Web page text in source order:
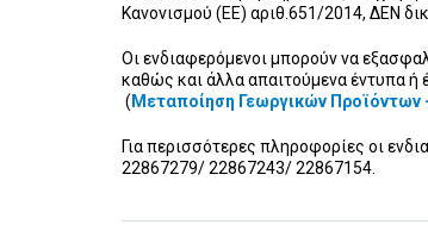
Κανονισμού (ΕΕ) αριθ.651/2014, ΔΕΝ
Οι ενδιαφερόμενοι μπορούν να
καθώς και άλλα απαιτούμενα έντυπα ή
( Μεταποίηση Γεωργικών Προϊόντων
Για περισσότερες πληροφορίες οι
22867279/ 22867243/ 22867154.